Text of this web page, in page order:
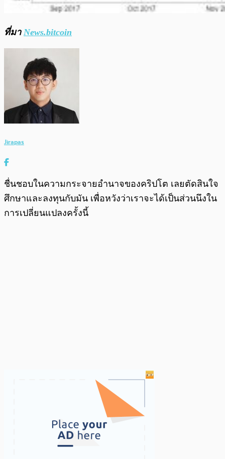
ที่มา News.bitcoin
Jirapas
ชื่นชอบในความกระจายอำนาจของคริปโต เลยตัดสินใจ
ศึกษาและลงทุนกับมัน เพื่อหวังว่าเราจะได้เป็นส่วนนึงใน
การเปลี่ยนแปลงครั้งนี้